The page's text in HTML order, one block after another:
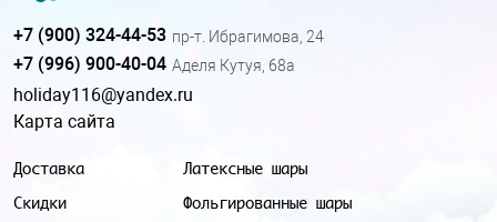
Доставка
Скидки
Латексные шары
Фольгированные шары
+7 (900) 324-44-53 пр-т. Ибрагимова, 24
+7 (996) 900-40-04 Аделя Кутуя, 68а
holiday116@yandex.ru
Карта сайта